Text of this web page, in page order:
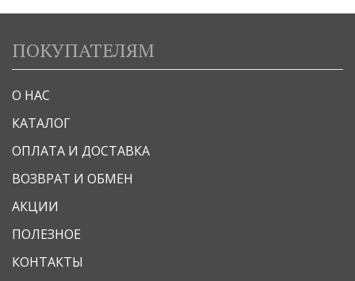
ПОКУПАТЕЛЯМ
О НАС
КАТАЛОГ
ОПЛАТА И ДОСТАВКА
ВОЗВРАТ И ОБМЕН
АКЦИИ
ПОЛЕЗНОЕ
КОНТАКТЫ